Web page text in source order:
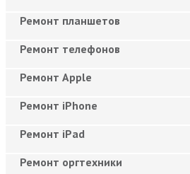
Ремонт планшетов
Ремонт телефонов
Ремонт Apple
Ремонт iPhone
Ремонт iPad
Ремонт оргтехники